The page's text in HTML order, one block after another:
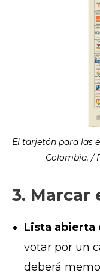
El tarjetón para las
Colombia. /
3. Marcar
Lista abierta
votar por un
deberá